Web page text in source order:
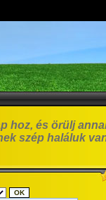
hoz, és örülj
szép haláluk